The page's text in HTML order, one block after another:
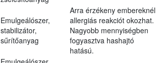
Emulgeálószer,
stabilizátor,
sűrítőanyag
Arra érzékeny embereknél
allergiás reakciót okozhat.
Nagyobb mennyiségben
fogyasztva hashajtó
hatású.